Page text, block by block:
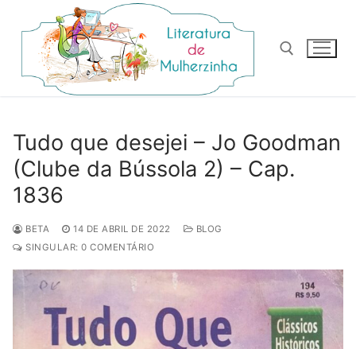
para
conteúdo
Tudo que desejei – Jo Goodman
(Clube da Bússola 2) – Cap.
1836
BETA 14 DE ABRIL DE 2022
BLOG
SINGULAR: 0 COMENTÁRIO